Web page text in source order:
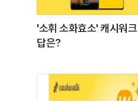
'소휘 소화효소' 캐시워
답은?